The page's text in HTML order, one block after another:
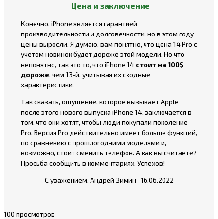
Цена и заключение
Конечно, iPhone является гарантией
производительности и долговечности, но в этом году
цены выросли. Я думаю, вам понятно, что цена 14 Pro с
учетом новинок будет дороже этой модели. Но что
непонятно, так это то, что iPhone 14 стоит на 100$
дороже, чем 13-й, учитывая их сходные
характеристики.
Так сказать, ощущение, которое вызывает Apple
после этого нового выпуска iPhone 14, заключается в
том, что они хотят, чтобы люди покупали поколение
Pro. Версия Pro действительно имеет больше функций,
по сравнению с прошлогодними моделями и,
возможно, стоит сменить телефон. А как вы считаете?
Просьба сообщить в комментариях. Успехов!
С уважением, Андрей Зимин 16.06.2022
100 просмотров